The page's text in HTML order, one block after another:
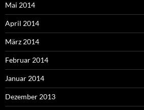
Mai 2014
April 2014
März 2014
Februar 2014
Januar 2014
Dezember 2013